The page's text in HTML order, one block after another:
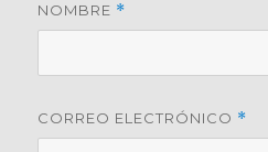
NOMBRE *
CORREO ELECTRÓNICO *